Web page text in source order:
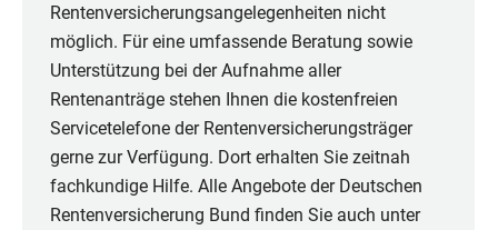
Rentenversicherungsangelegenheiten nicht
möglich. Für eine umfassende Beratung sowie
Unterstützung bei der Aufnahme aller
Rentenanträge stehen Ihnen die kostenfreien
Servicetelefone der Rentenversicherungsträger
gerne zur Verfügung. Dort erhalten Sie zeitnah
fachkundige Hilfe. Alle Angebote der Deutschen
Rentenversicherung Bund finden Sie auch unter